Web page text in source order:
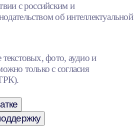
с российским и
об интеллектуальной
фото, аудио и
только с согласия